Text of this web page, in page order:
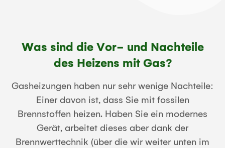
Was sind die Vor- und Nachteile
des Heizens mit Gas?
Gasheizungen haben nur sehr wenige Nachteile:
Einer davon ist, dass Sie mit fossilen
Brennstoffen heizen. Haben Sie ein modernes
Gerät, arbeitet dieses aber dank der
Brennwerttechnik (über die wir weiter unten im